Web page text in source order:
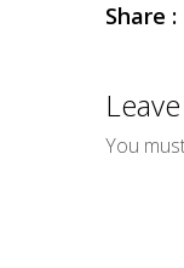
Share :
You